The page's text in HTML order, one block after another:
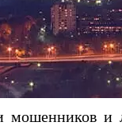
мошенников и